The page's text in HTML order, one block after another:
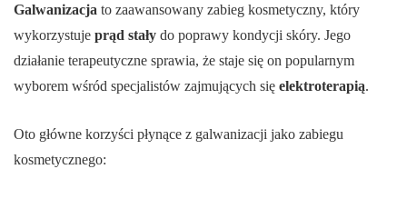
Galwanizacja to zaawansowany zabieg kosmetyczny, który
wykorzystuje prąd stały do poprawy kondycji skóry. Jego
działanie terapeutyczne sprawia, że staje się on popularnym
wyborem wśród specjalistów zajmujących się elektroterapią.
Oto główne korzyści płynące z galwanizacji jako zabiegu
kosmetycznego: